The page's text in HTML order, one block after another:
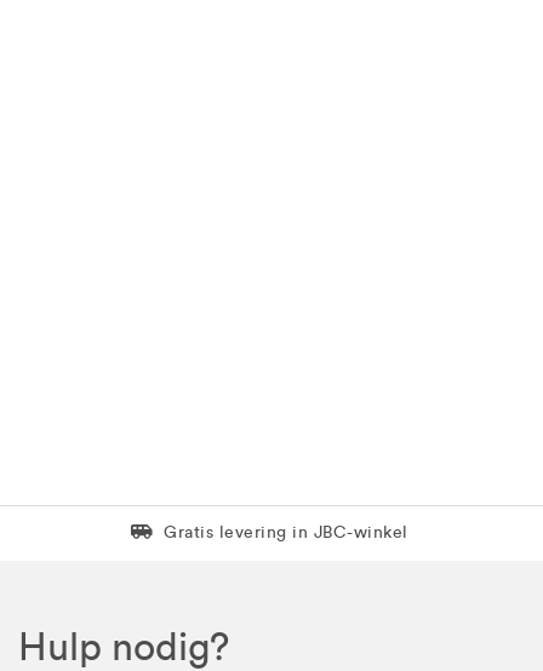
Levering in 1 pakket
Gratis levering in JBC-winkel
Hulp nodig?